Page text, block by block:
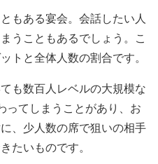
もある宴会。会話したい人
うこともあるでしょう。こ
トと全体人数の割合です。
も数百人レベルの大規模な
ってしまうことがあり、お
、少人数の席で狙いの相手
たいものです。